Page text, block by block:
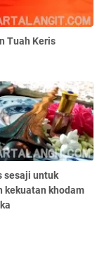
Tuah Keris
sesaji untuk
kekuatan khodam